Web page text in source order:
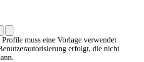
muss eine Vorlage verwendet
erfolgt, die nicht